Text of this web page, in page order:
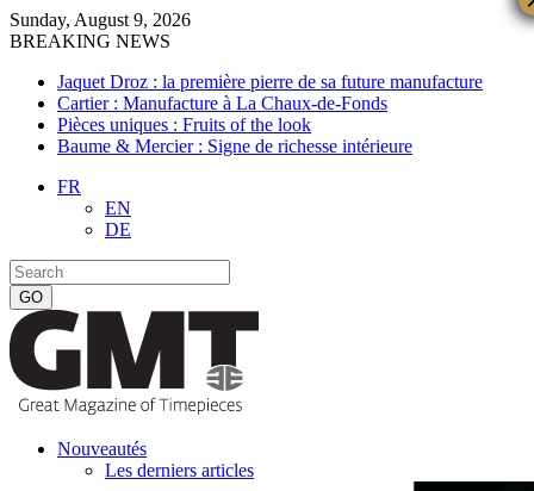
Sunday, August 9, 2026
BREAKING NEWS
Jaquet Droz : la première pierre de sa future manufacture
Cartier : Manufacture à La Chaux-de-Fonds
Pièces uniques : Fruits of the look
Baume & Mercier : Signe de richesse intérieure
FR
EN
DE
Nouveautés
Les derniers articles